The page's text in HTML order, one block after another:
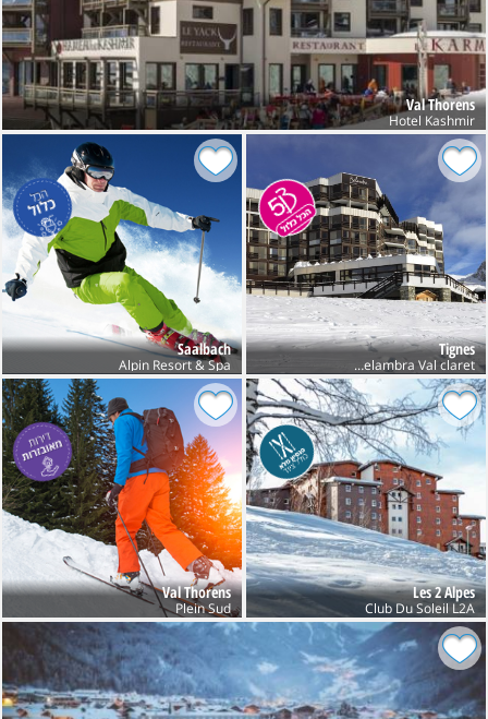
Val Thorens
Hotel Kashmir
Tignes
Club Belambra Val claret חנוכה
Saalbach
Alpin Resort & Spa
Les 2 Alpes
Club Du Soleil L2A
Val Thorens
Plein Sud